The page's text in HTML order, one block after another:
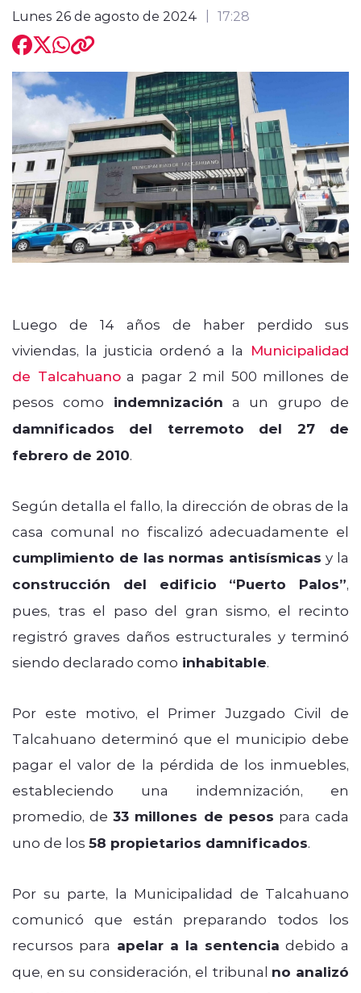
modo claro
Lunes 26 de agosto de 2024 17:28
Luego de 14 años de haber perdido sus
viviendas, la justicia ordenó a la Municipalidad
de Talcahuanoa pagar 2 mil 500 millones de
pesos como indemnización a un grupo de
damnificados del terremoto del 27 de
febrero de 2010.
Según detalla el fallo, la dirección de obras de la
casa comunal no fiscalizó adecuadamente el
cumplimiento de las normas antisísmicas y la
construcción del edificio “Puerto Palos”,
pues, tras el paso del gran sismo, el recinto
registró graves daños estructurales y terminó
siendo declarado como inhabitable.
Por este motivo, el Primer Juzgado Civil de
Talcahuano determinó que el municipio debe
pagar el valor de la pérdida de los inmuebles,
estableciendo una indemnización, en
promedio, de33 millones de pesos para cada
uno de los 58 propietarios damnificados.
Por su parte, la Municipalidad de Talcahuano
comunicó que están preparando todos los
recursos para apelar a la sentencia debido a
que, en su consideración, el tribunal no analizó